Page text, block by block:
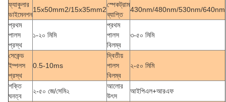
ফ্যাকুলার
ডাইমেনশন
15x50mm2/15x35mm2
স্পেকট্রাম
ব্যাপ্তি
430nm/480nm/530nm/640nm
প্রথম
পালস
প্রস্থ
১-২০ মিমি
প্রথম
পালস
বিলম্ব
৩-৫০ মিমি
সেকেন্ড
ইম্পলস
প্রস্থ
0.5-10ms
দ্বিতীয়
পালস
বিলম্ব
২-৫০ মিমি
শক্তি
ঘনত্ব
২-৫০ জে/সেমি২
আলোর
উৎস
আইপিএল+আরএফ